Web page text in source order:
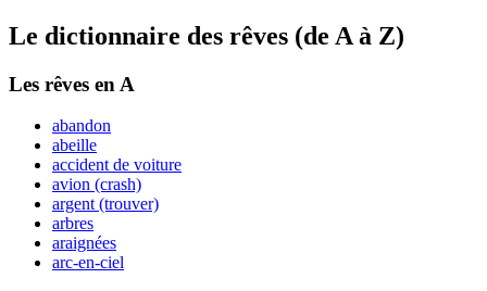
Le dictionnaire des rêves (de A à Z)
Les rêves en A
abandon
abeille
accident de voiture
avion (crash)
argent (trouver)
arbres
araignées
arc-en-ciel